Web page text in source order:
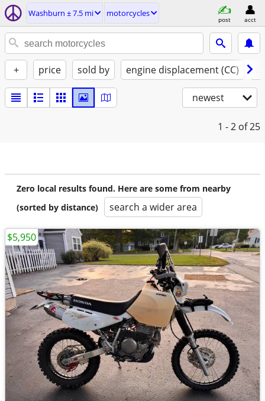
Washburn ± 7.5 mi motorcycles
post acct
+ price sold by engine displacement (CC)
newest
1 - 2 of 25
Zero local results found. Here are some from nearby
(sorted by distance)
search a wider area
$5,950